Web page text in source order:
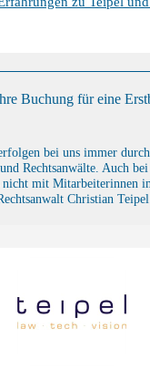
Buchung für eine
bei uns immer
Rechtsanwälte. Auch
nicht mit Mitarbeiterinnen
Christian